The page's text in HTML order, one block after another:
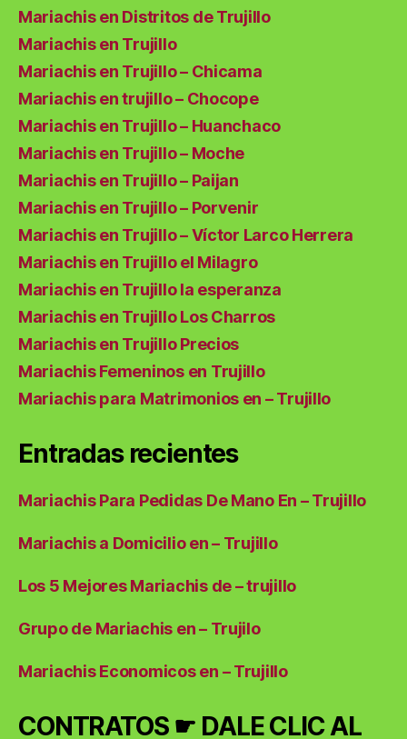
Mariachis en Distritos de Trujillo
Mariachis en Trujillo
Mariachis en Trujillo – Chicama
Mariachis en trujillo – Chocope
Mariachis en Trujillo – Huanchaco
Mariachis en Trujillo – Moche
Mariachis en Trujillo – Paijan
Mariachis en Trujillo – Porvenir
Mariachis en Trujillo – Víctor Larco Herrera
Mariachis en Trujillo el Milagro
Mariachis en Trujillo la esperanza
Mariachis en Trujillo Los Charros
Mariachis en Trujillo Precios
Mariachis Femeninos en Trujillo
Mariachis para Matrimonios en – Trujillo
Entradas recientes
Mariachis Para Pedidas De Mano En – Trujillo
Mariachis a Domicilio en – Trujillo
Los 5 Mejores Mariachis de – trujillo
Grupo de Mariachis en – Trujilo
Mariachis Economicos en – Trujillo
CONTRATOS ☛ DALE CLIC AL